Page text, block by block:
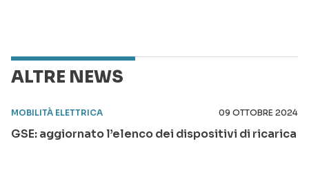
ALTRE NEWS
MOBILITÀ ELETTRICA 09 OTTOBRE 2024
GSE: aggiornato l’elenco dei dispositivi di ricarica